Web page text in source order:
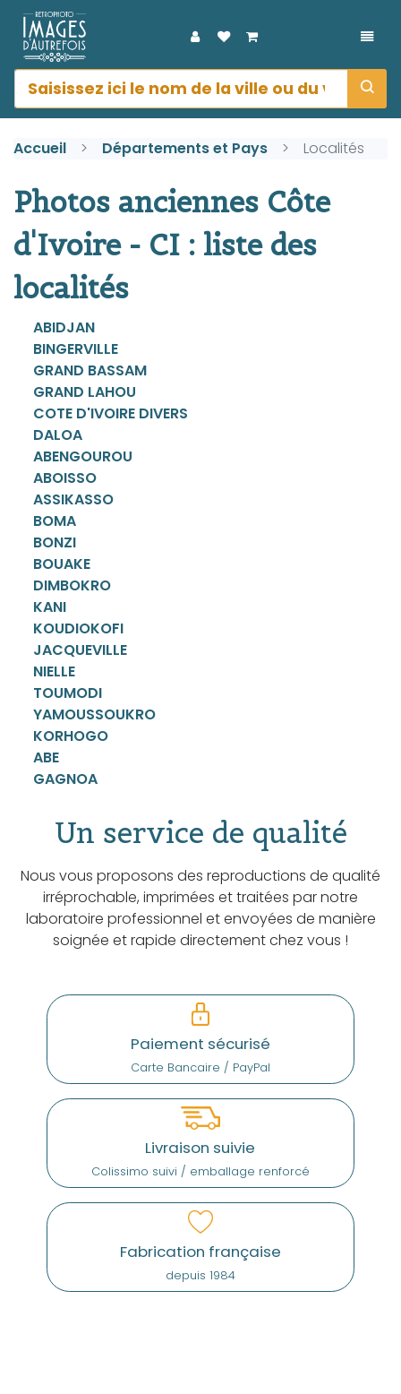
Accueil Départements et Pays Localités
Photos anciennes Côte
d'Ivoire - CI : liste des
localités
ABIDJAN
BINGERVILLE
GRAND BASSAM
GRAND LAHOU
COTE D'IVOIRE DIVERS
DALOA
ABENGOUROU
ABOISSO
ASSIKASSO
BOMA
BONZI
BOUAKE
DIMBOKRO
KANI
KOUDIOKOFI
JACQUEVILLE
NIELLE
TOUMODI
YAMOUSSOUKRO
KORHOGO
ABE
GAGNOA
Un service de qualité
Nous vous proposons des reproductions de qualité
irréprochable, imprimées et traitées par notre
laboratoire professionnel et envoyées de manière
soignée et rapide directement chez vous !
Paiement sécurisé
Carte Bancaire / PayPal
Livraison suivie
Colissimo suivi / emballage renforcé
Fabrication française
depuis 1984